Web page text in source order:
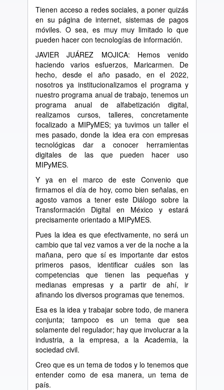
Tienen acceso a redes sociales, a poner quizás
en su página de internet, sistemas de pagos
móviles. O sea, es muy muy limitado lo que
pueden hacer con tecnologías de información.
JAVIER JUÁREZ MOJICA: Hemos venido
haciendo varios esfuerzos, Maricarmen. De
hecho, desde el año pasado, en el 2022,
nosotros ya institucionalizamos el programa y
nuestro programa anual de trabajo, tenemos un
programa anual de alfabetización digital,
realizamos cursos, talleres, concretamente
focalizado a MIPyMES; ya tuvimos un taller el
mes pasado, donde la idea era con empresas
tecnológicas dar a conocer herramientas
digitales de las que pueden hacer uso
MIPyMES.
Y ya en el marco de este Convenio que
firmamos el día de hoy, como bien señalas, en
agosto vamos a tener este Diálogo sobre la
Transformación Digital en México y estará
precisamente orientado a MIPyMES.
Pues la idea es que efectivamente, no será un
cambio que tal vez vamos a ver de la noche a la
mañana, pero que sí es importante dar estos
primeros pasos, identificar cuáles son las
competencias que tienen las pequeñas y
medianas empresas y a partir de ahí, ir
afinando los diversos programas que tenemos.
Esa es la idea y trabajar sobre todo, de manera
conjunta; tampoco es un tema que sea
solamente del regulador; hay que involucrar a la
industria, a la empresa, a la Academia, la
sociedad civil.
Creo que es un tema de todos y lo tenemos que
entender como de esa manera, un tema de
país.